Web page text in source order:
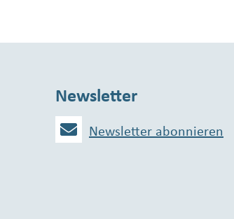
Newsletter
Newsletter abonnieren